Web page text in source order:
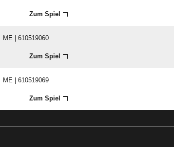
Zum Spiel
ME | 610519060
Zum Spiel
ME | 610519069
Zum Spiel